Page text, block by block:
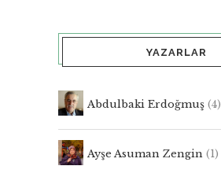
YAZARLAR
Abdulbaki Erdoğmuş (4)
Ayşe Asuman Zengin (1)